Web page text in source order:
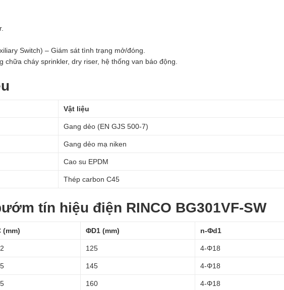
Switch) – Giám sát tình trạng mở/đóng.
chữa cháy sprinkler, dry riser, hệ thống van báo động.
Vật liệu
Gang dẻo (EN GJS 500-7)
Gang dẻo mạ niken
Cao su EPDM
Thép carbon C45
tín hiệu điện RINCO BG301VF-SW
(mm) ΦD1 (mm) n-Φd1
125 4-Φ18
145 4-Φ18
160 4-Φ18